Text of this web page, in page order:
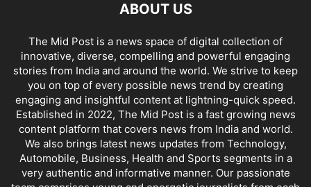
ABOUT US
The Mid Post is a news space of digital collection of
innovative, diverse, compelling and powerful engaging
stories from India and around the world. We strive to keep
you on top of every possible news trend by creating
engaging and insightful content at lightning-quick speed.
Established in 2022, The Mid Post is a fast growing news
content platform that covers news from India and world.
We also brings latest news updates from Technology,
Automobile, Business, Health and Sports segments in a
very authentic and informative manner. Our passionate